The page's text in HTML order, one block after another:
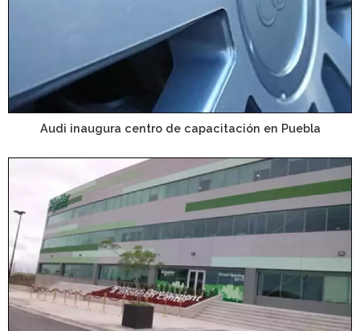
Audi inaugura centro de capacitación en Puebla